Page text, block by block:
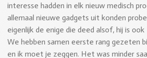
interesse hadden in elk nieuw medisch
allemaal nieuwe gadgets uit konden
eigenlijk de enige die deed alsof, hij is ook
We hebben samen eerste rang gezeten
en ik moet je zeggen. Het was minder